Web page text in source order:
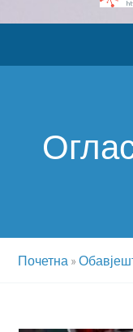
Почетна »